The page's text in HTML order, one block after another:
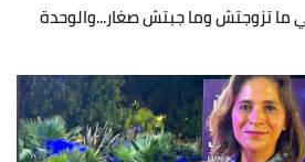
ما تزوجتش وما جبتش صغار...والوحدة